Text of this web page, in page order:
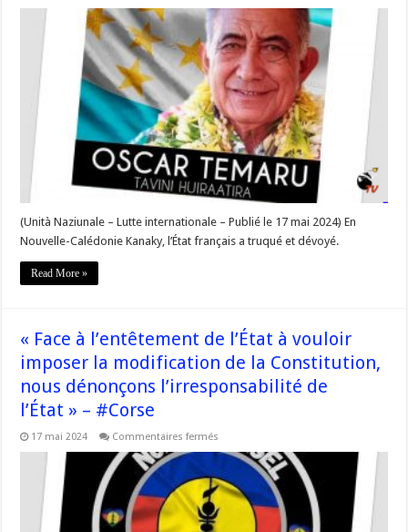
de
presse
du
Tavini
Huiraatira’a
en
soutien
au
Peuple
Kanak
–
#Corse
(Unità Naziunale – Lutte internationale – Publié le 17 mai 2024) En
Nouvelle-Calédonie Kanaky, l’État français a truqué et dévoyé.
Read More »
« Face à l’entêtement de l’État à vouloir
imposer la modification de la Constitution,
nous dénonçons l’irresponsabilité de
l’État » – #Corse
17 mai 2024 Commentaires fermés
l’entêtement
de
l’État
à
vouloir